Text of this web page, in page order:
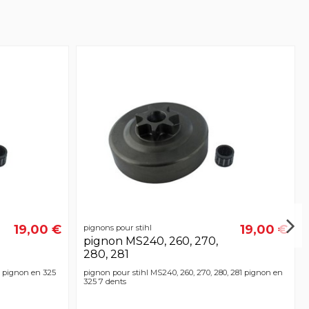
19,00 €
pignon en 325
pignons pour stihl
pignon MS240, 260, 270,
280, 281
19,00 €
pignon pour stihl MS240, 260, 270, 280, 281 pignon en
325 7 dents